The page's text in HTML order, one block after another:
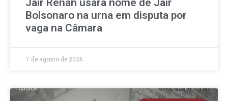
Jair Renan usará nome de Jair
Bolsonaro na urna em disputa por
vaga na Câmara
7 de agosto de 2026